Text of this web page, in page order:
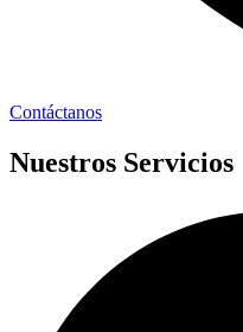
Contáctanos
Nuestros Servicios